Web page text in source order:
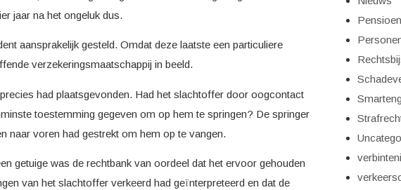
jaar na het ongeluk dus.
aansprakelijk gesteld. Omdat deze laatste een particuliere
verzekeringsmaatschappij in beeld.
had plaatsgevonden. Had het slachtoffer door oogcontact
toestemming gegeven om op hem te springen? De springer
naar voren had gestrekt om hem op te vangen.
getuige was de rechtbank van oordeel dat het ervoor gehouden
van het slachtoffer verkeerd had geïnterpreteerd en dat de